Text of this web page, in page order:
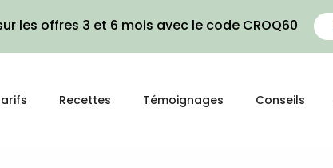
les offres 3 et 6 mois avec le code CROQ60
Recettes Témoignages Conseils